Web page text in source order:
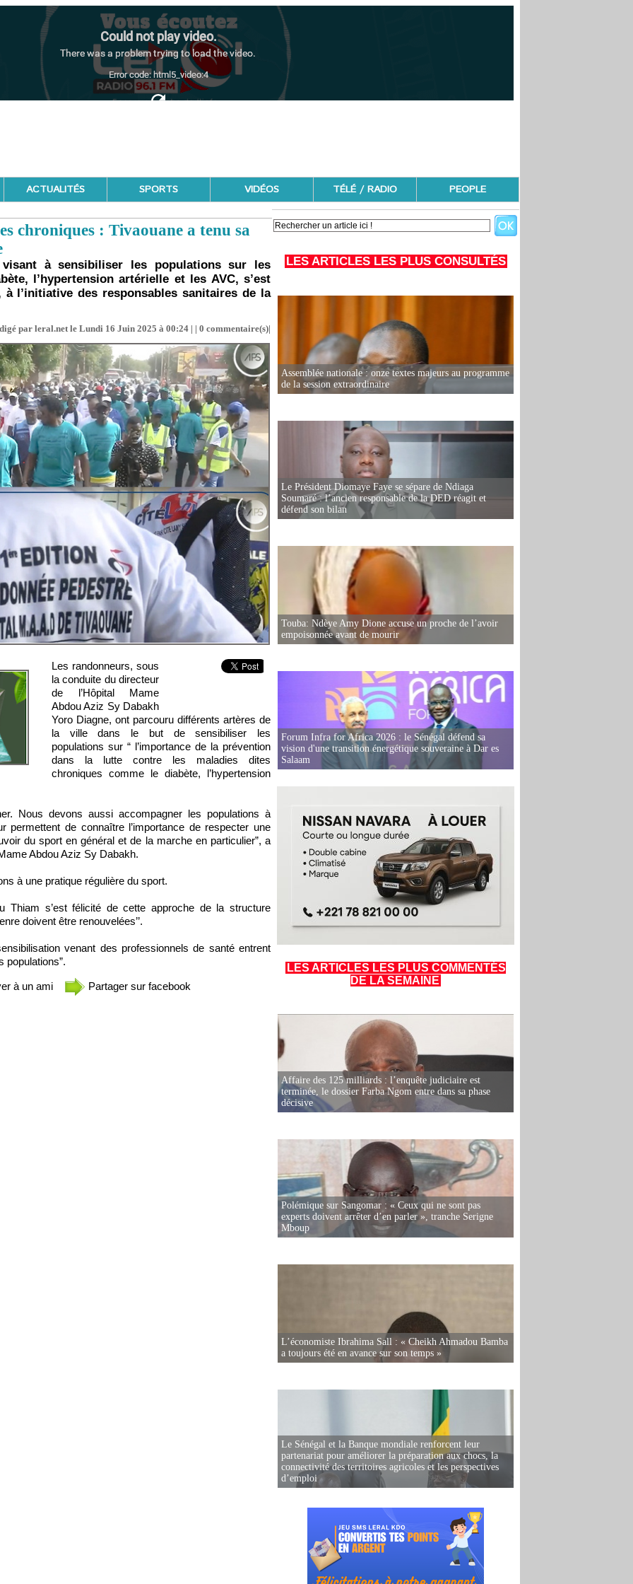
ACTUALITÉS SPORTS VIDÉOS TÉLÉ / RADIO PEOPLE
chroniques : Tivaouane a tenu sa
à sensibiliser les populations sur les
l’hypertension artérielle et les AVC, s’est
à l’initiative des responsables sanitaires de la
par leral.net le Lundi 16 Juin 2025 à 00:24 | | 0 commentaire(s)|
Les randonneurs, sous
la conduite du directeur
de l’Hôpital Mame
Abdou Aziz Sy Dabakh
Yoro Diagne, ont parcouru différents artères de
la ville dans le but de sensibiliser les
populations sur “ l’importance de la prévention
dans la lutte contre les maladies dites
chroniques comme le diabète, l’hypertension
Nous devons aussi accompagner les populations à
permettent de connaître l’importance de respecter une
du sport en général et de la marche en particulier”, a
Abdou Aziz Sy Dabakh.
à une pratique régulière du sport.
Thiam s’est félicité de cette approche de la structure
doivent être renouvelées’’.
venant des professionnels de santé entrent
populations”.
à un ami Partager sur facebook
LES ARTICLES LES PLUS CONSULTÉS
Assemblée nationale : onze textes majeurs au programme
de la session extraordinaire
Le Président Diomaye Faye se sépare de Ndiaga
Soumaré : l’ancien responsable de la DED réagit et
défend son bilan
Touba: Ndèye Amy Dione accuse un proche de l’avoir
empoisonnée avant de mourir
Forum Infra for Africa 2026 : le Sénégal défend sa
vision d'une transition énergétique souveraine à Dar es
Salaam
LES ARTICLES LES PLUS COMMENTÉS
DE LA SEMAINE
Affaire des 125 milliards : l’enquête judiciaire est
terminée, le dossier Farba Ngom entre dans sa phase
décisive
Polémique sur Sangomar : « Ceux qui ne sont pas
experts doivent arrêter d’en parler », tranche Serigne
Mboup
L’économiste Ibrahima Sall : « Cheikh Ahmadou Bamba
a toujours été en avance sur son temps »
Le Sénégal et la Banque mondiale renforcent leur
partenariat pour améliorer la préparation aux chocs, la
connectivité des territoires agricoles et les perspectives
d’emploi